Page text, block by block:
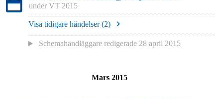
under VT 2015
Visa tidigare händelser (2)
Schemahandläggare redigerade 28 april 2015
Mars 2015